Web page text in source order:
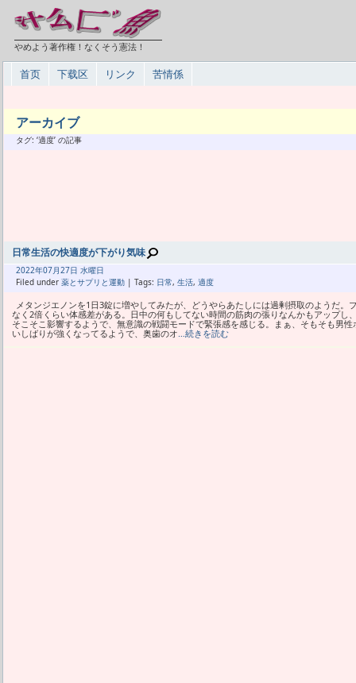
やめよう著作権！なくそう憲法！
首页 下载区 リンク 苦情係
アーカイブ
タグ: ‘適度’ の記事
日常生活の快適度が下がり気味
2022年07月27日 水曜日
Filed under 薬とサプリと運動 | Tags: 日常, 生活, 適度
メタンジエノンを1日3錠に増やしてみたが、どうやらあたしには過剰摂取のようだ
なく2倍くらい体感差がある。日中の何もしてない時間の筋肉の張りなんかもアップ
そこそこ影響するようで、無意識の戦闘モードで緊張感を感じる。まぁ、そもそも男
いしばりが強くなってるようで、奥歯のオ…続きを読む